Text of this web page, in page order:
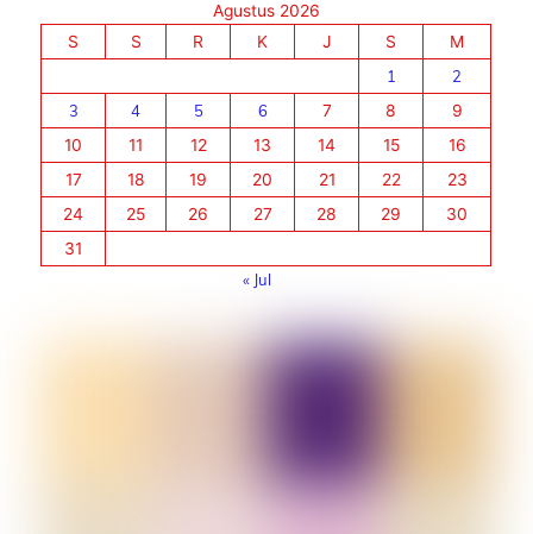
Agustus 2026
S
S R K J S
M
1
2
3
4 5 6 7 8
9
10
11 12 13 14 15
16
17
18 19 20 21 22
23
24
25 26 27 28 29
30
31
« Jul